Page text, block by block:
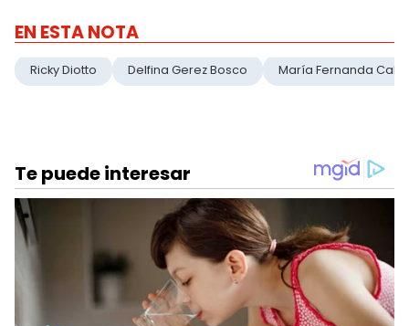
EN ESTA NOTA
Ricky Diotto Delfina Gerez Bosco María Fernanda